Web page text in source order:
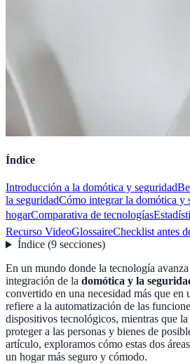
Índice
Introducción a la domótica y seguridad
la seguridadCómo integrar la domótica y
hogarComparativa de tecnologías
Recurso VideoGlossaireChecklist antes
Índice(9 secciones)
En un mundo donde la tecnología
integración de la domótica y la
convertido en una necesidad más que en
refiere a la automatización de las
dispositivos tecnológicos, mientras que
proteger a las personas y bienes de
artículo, exploramos cómo estas dos
un hogar más seguro y cómodo.